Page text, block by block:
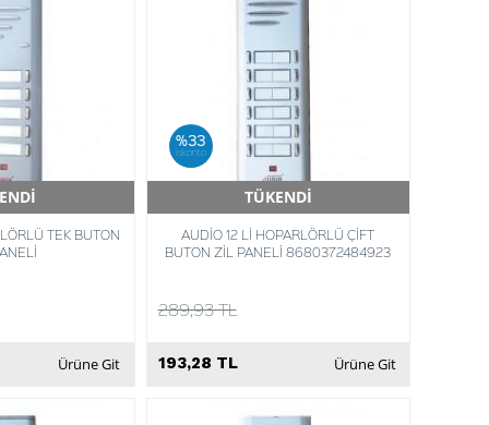
TEK BUTON
Ürüne Git
TÜKENDİ
Hızlı Teslimat
AUDİO 12 Lİ HOPARLÖRLÜ ÇİFT
BUTON ZİL PANELİ 8680372484923
289,93 TL
%33
iskonto
193,28 TL Ürüne Git